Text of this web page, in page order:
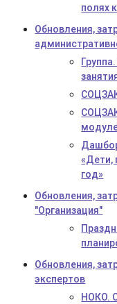
полях
Обновления,
«Дети,
год»
Обновления,
"Организация"
Обновления,
экспертов
НОКО.